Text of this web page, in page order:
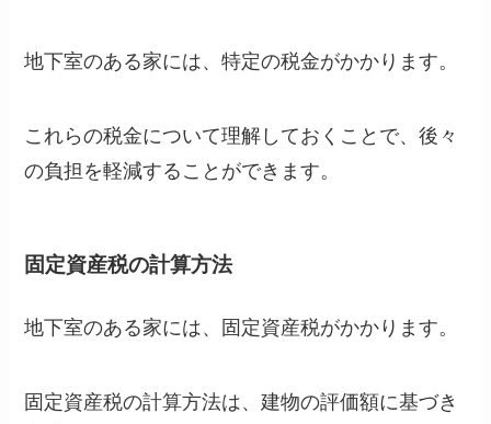
地下室のある家には、特定の税金がかかります。
これらの税金について理解しておくことで、後々
の負担を軽減することができます。
固定資産税の計算方法
地下室のある家には、固定資産税がかかります。
固定資産税の計算方法は、建物の評価額に基づき